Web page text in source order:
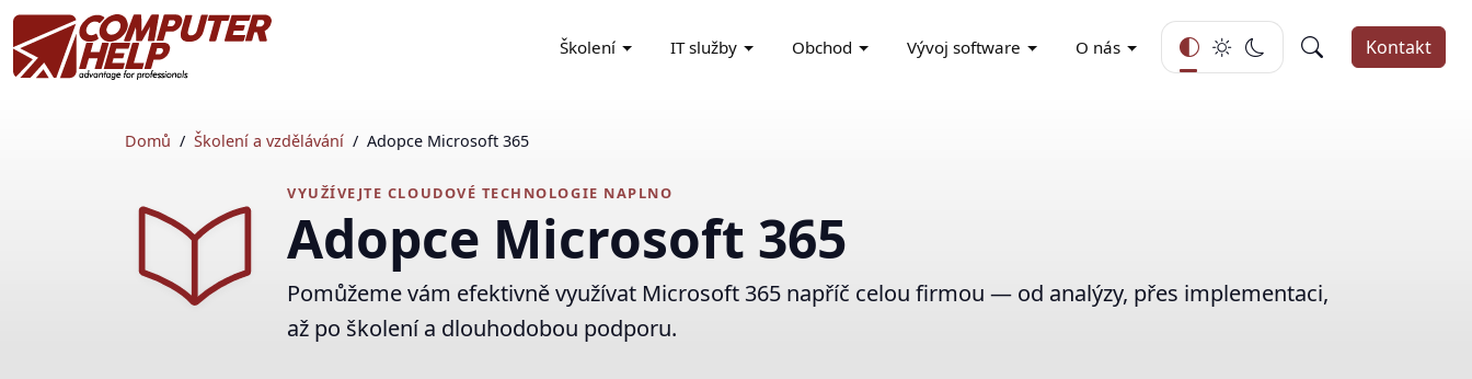
Školení IT služby Obchod Vývoj software O nás Kontakt
Domů Školení a vzdělávání Adopce Microsoft 365
VYUŽÍVEJTE CLOUDOVÉ TECHNOLOGIE NAPLNO
Adopce Microsoft 365
Pomůžeme vám efektivně využívat Microsoft 365 napříč celou firmou — od analýzy, přes implementaci,
až po školení a dlouhodobou podporu.